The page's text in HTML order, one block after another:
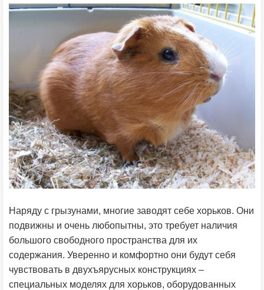
Наряду с грызунами, многие заводят себе хорьков. Они
подвижны и очень любопытны, это требует наличия
большого свободного пространства для их
содержания. Уверенно и комфортно они будут себя
чувствовать в двухъярусных конструкциях –
специальных моделях для хорьков, оборудованных